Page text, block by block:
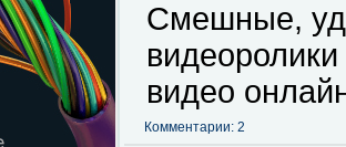
Смешные,
видео
Комментарии: 2